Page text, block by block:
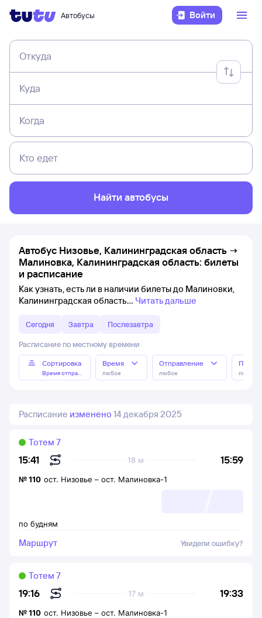
Автобусы Войти
Откуда
Куда
Когда
Кто едет
Найти автобусы
Автобус Низовье, Калининградская область →
Малиновка, Калининградская область: билеты
и расписание
Как узнать, есть ли в наличии билеты до Малиновки,
Калининградская область
Читать дальше
Сегодня Завтра Послезавтра
Расписание по местному времени
Сортировка
Время отправления
Время
любое
Отправление
любое любое
Расписание изменено 14 декабря 2025
15:41 15:59
18 м
Тотем 7
по будням
№110 ост. Низовье – ост. Малиновка-1
Маршрут Увидели ошибку?
19:16 19:33
17 м
Тотем 7
№110 ост. Низовье – ост. Малиновка-1